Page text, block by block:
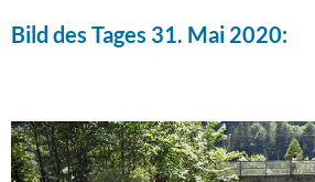
Bild des Tages 31. Mai 2020: